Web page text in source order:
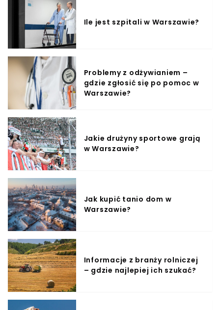
Ile jest szpitali w Warszawie?
Problemy z odżywianiem –
gdzie zgłosić się po pomoc w
Warszawie?
Jakie drużyny sportowe grają
w Warszawie?
Jak kupić tanio dom w
Warszawie?
Informacje z branży rolniczej
– gdzie najlepiej ich szukać?